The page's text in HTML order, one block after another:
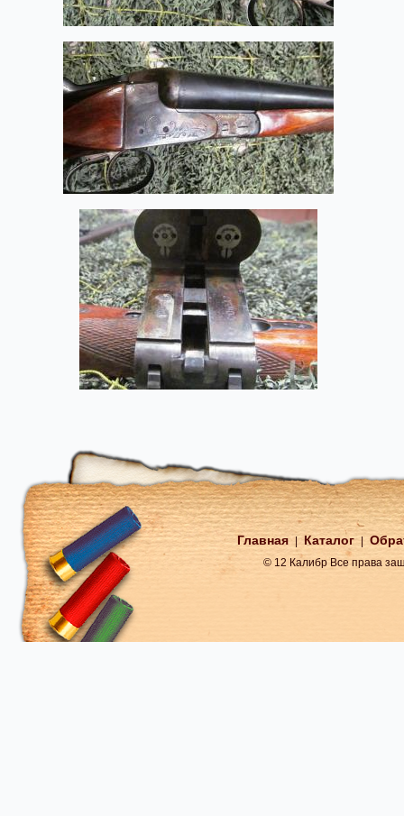
Главная Каталог
© 12 Калибр Все права